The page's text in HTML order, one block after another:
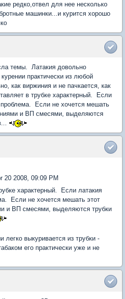
редко,отвел для нее несколько
машинки...и курится хорошо
темы. Латакия довольно
практически из любой
как виржиния и не пачкается, как
в трубке характерный. Если
проблема. Если не хочется мешать
и ВП смесями, выделяются
20 2008, 09:09 PM
характерный. Если латакия
Если не хочется мешать этот
и ВП смесями, выделяются трубки
легко выкуривается из трубки -
его практически уже и не